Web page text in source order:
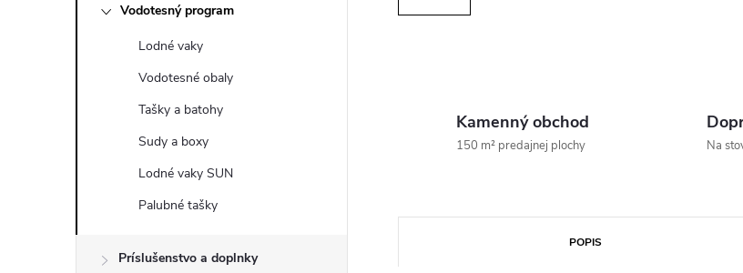
Vodotesný program
Lodné vaky
Vodotesné obaly
Tašky a batohy
Sudy a boxy
Lodné vaky SUN
Palubné tašky
Príslušenstvo a doplnky
Kamenný obchod
150 m² predajnej plochy Na
POPIS